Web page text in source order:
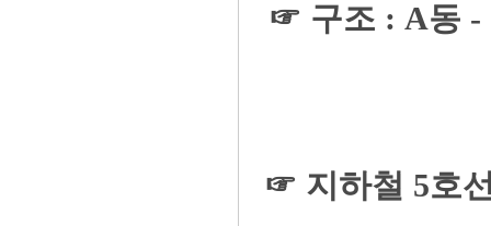
☞ 구조 : A동 -
☞ 지하철 5호